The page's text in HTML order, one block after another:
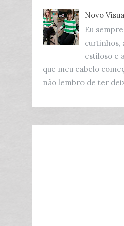
Novo
Eu
curtinhos,
estiloso e
que meu cabelo
não lembro de ter